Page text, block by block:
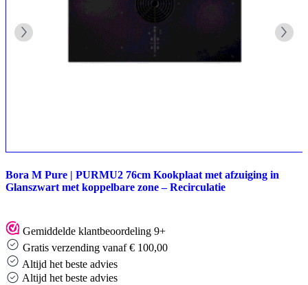
Bora M Pure | PURMU2 76cm Kookplaat met afzuiging in
Glanszwart met koppelbare zone – Recirculatie
Gemiddelde klantbeoordeling 9+
Gratis verzending vanaf € 100,00
Altijd het beste advies
Altijd het beste advies